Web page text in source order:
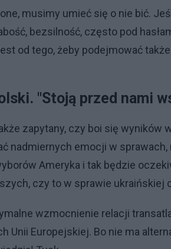
musimy umieć się o nie bić.
bezsilność, często pod
od tego, żeby podejmować
"Stoją przed nami
zapytany, czy boi się wyników
nadmiernych emocji w sprawach,
Ameryka i tak będzie
czy to w sprawie ukraińskiej
wzmocnienie relacji
Unii Europejskiej. Bo nie ma